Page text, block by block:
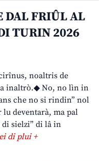
DAL FRIÛL AL
TURIN 2026
noaltris de
inaltrò.◆ No, no lìn in
che no si rindin” nol
lu deventarà, ma pal
sielzi” di lâ in
di plui +